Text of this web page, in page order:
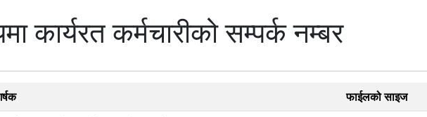
कार्यरत कर्मचारीको सम्पर्क नम्बर
फाईलको साइज